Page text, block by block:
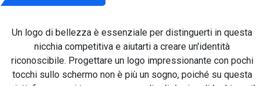
Un logo di bellezza è essenziale per distinguerti in questa
nicchia competitiva e aiutarti a creare un'identità
riconoscibile. Progettare un logo impressionante con pochi
tocchi sullo schermo non è più un sogno, poiché su questa